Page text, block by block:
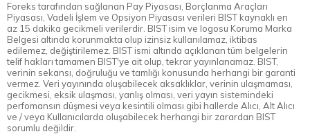
Foreks tarafından sağlanan Pay Piyasası, Borçlanma Araçları
Piyasası, Vadeli İşlem ve Opsiyon Piyasası verileri BIST kaynaklı en
az 15 dakika gecikmeli verilerdir. BIST isim ve logosu Koruma Marka
Belgesi altında korunmakta olup izinsiz kullanılamaz, iktibas
edilemez, değiştirilemez. BIST ismi altında açıklanan tüm belgelerin
telif hakları tamamen BIST'ye ait olup, tekrar yayınlanamaz. BIST,
verinin sekansı, doğruluğu ve tamlığı konusunda herhangi bir garanti
vermez. Veri yayınında oluşabilecek aksaklıklar, verinin ulaşmaması,
gecikmesi, eksik ulaşması, yanlış olması, veri yayın sistemindeki
perfomansın düşmesi veya kesintili olması gibi hallerde Alıcı, Alt Alıcı
ve / veya Kullanıcılarda oluşabilecek herhangi bir zarardan BIST
sorumlu değildir.